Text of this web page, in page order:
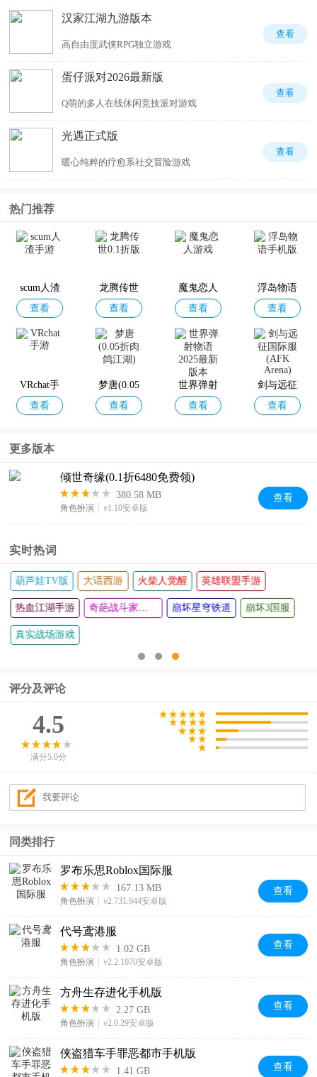
汉家江湖九游版本
高自由度武侠RPG独立游戏
查看
蛋仔派对2026最新版
Q萌的多人在线休闲竞技派对游戏
查看
光遇正式版
暖心纯粹的疗愈系社交冒险游戏
查看
热门推荐
scum人渣
手游
查看
龙腾传世
0.1折版
查看
魔鬼恋人
游戏
查看
浮岛物语
手机版
查看
VRchat手
游
查看
梦唐(0.05
折肉鸽江
查看
世界弹射
物语2025
查看
剑与远征
国际服(AF
查看
更多版本
倾世奇缘(0.1折6480免费领)
380.58 MB
角色扮演 v1.10安卓版
查看
实时热词
雄联盟手游
铁道 崩坏3国服
天龙八部2：飞龙战天 斗罗大陆魂师对决手游
最后的原始人
评分及评论
4.5
满分5.0分
同类排行
罗布乐思Roblox国际服
167.13 MB
角色扮演 v2.731.944安卓版
查看
代号鸢港服
1.02 GB
角色扮演 v2.2.1070安卓版
查看
方舟生存进化手机版
2.27 GB
角色扮演 v2.0.29安卓版
查看
侠盗猎车手罪恶都市手机版
1.41 GB 查看